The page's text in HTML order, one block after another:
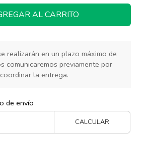
AL CARRITO
realizarán en un plazo máximo de
comunicaremos previamente por
la entrega.
de envío
CALCULAR